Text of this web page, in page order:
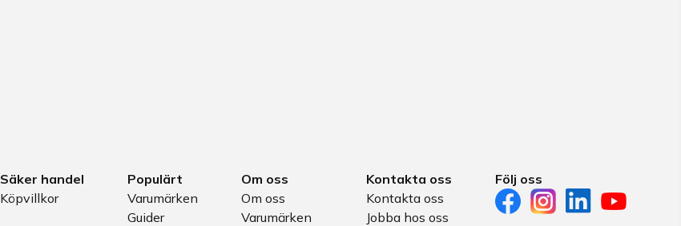
Säker handel
Köpvillkor
Populärt
Varumärken
Guider
Om oss
Om oss
Varumärken
Kontakta oss
Kontakta oss
Jobba hos oss
Följ oss